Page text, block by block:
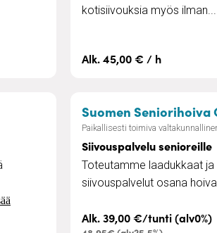
kotisiivouksia myös ilman...
Alk. 45,00 € / h
Suomen Seniorihoiva
Paikallisesti toimiva
Siivouspalvelu senioreille
Toteutamme laadukkaat
siivouspalvelut osana
Alk. 39,00 €/tunti (alv0%)